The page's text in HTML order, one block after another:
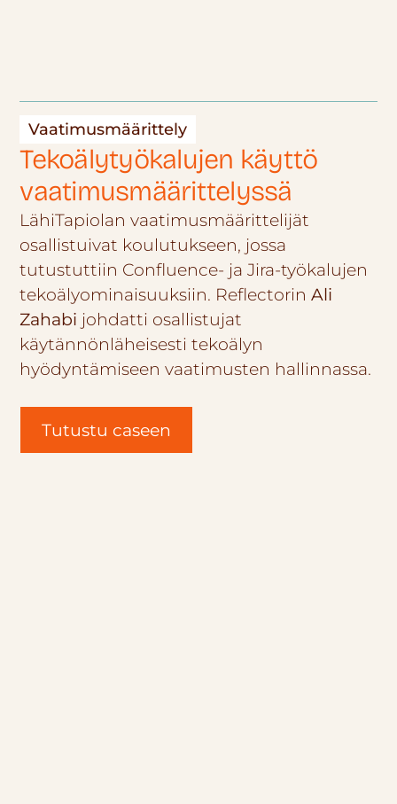
Vaatimusmäärittely
Tekoälytyökalujen käyttö
vaatimusmäärittelyssä
LähiTapiolan vaatimusmäärittelijät
osallistuivat koulutukseen, jossa
tutustuttiin Confluence- ja Jira-työkalujen
tekoälyominaisuuksiin. ReflectorinAli
Zahabi johdatti osallistujat
käytännönläheisesti tekoälyn
hyödyntämiseen vaatimusten hallinnassa.
Tutustu caseen